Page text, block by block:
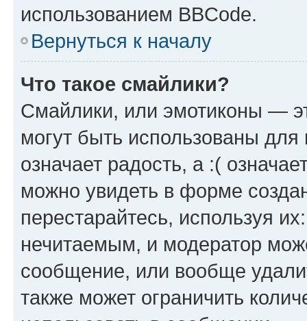
использованием BBCode.
Вернуться к началу
Что такое смайлики?
Смайлики, или эмотиконы —
могут быть использованы
означает радость, а :(
можно увидеть в форме
перестарайтесь, используя
нечитаемым, и модератор
сообщение, или вообще
также может ограничить